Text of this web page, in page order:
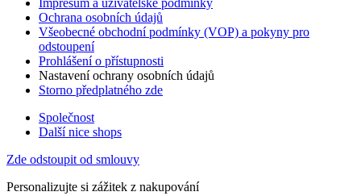
Impresum a uživatelské podmínky
Ochrana osobních údajů
Všeobecné obchodní podmínky (VOP) a pokyny pro
odstoupení
Prohlášení o přístupnosti
Nastavení ochrany osobních údajů
Storno předplatného zde
Společnost
Další nice shops
Zde odstoupit od smlouvy
Personalizujte si zážitek z nakupování